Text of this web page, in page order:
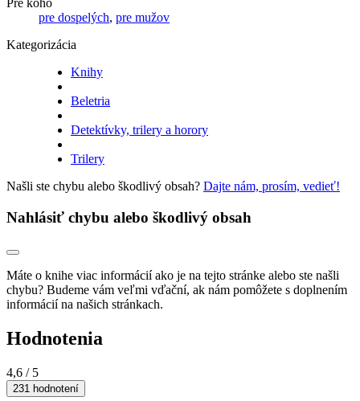
Pre koho
pre dospelých, pre mužov
Kategorizácia
Knihy
Beletria
Detektívky, trilery a horory
Trilery
Našli ste chybu alebo škodlivý obsah? Dajte nám, prosím, vedieť!
Nahlásiť chybu alebo škodlivý obsah
Máte o knihe viac informácií ako je na tejto stránke alebo ste našli
chybu? Budeme vám veľmi vďační, ak nám pomôžete s doplnením
informácií na našich stránkach.
Hodnotenia
4,6 / 5
231 hodnotení